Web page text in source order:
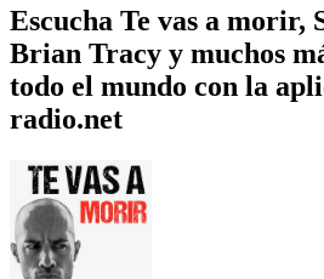
Escucha Te vas a morir,
Brian Tracy y muchos
todo el mundo con la
radio.net